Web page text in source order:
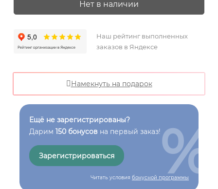
Нет в наличии
Наш рейтинг выполненных
заказов в Яндексе
Намекнуть на подарок
Ещё не зарегистрированы?
Дарим 150 бонусов на первый заказ!
Зарегистрироваться
Читать условия бонусной программы
%